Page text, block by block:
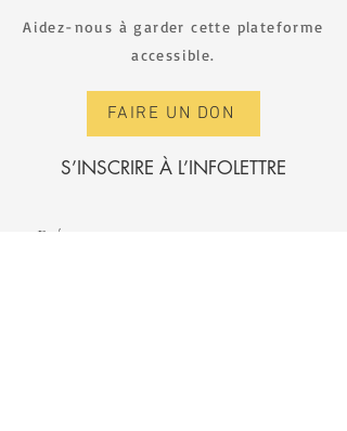
Aidez-nous à garder cette plateforme
accessible.
FAIRE UN DON
S’INSCRIRE À L’INFOLETTRE
Prénom